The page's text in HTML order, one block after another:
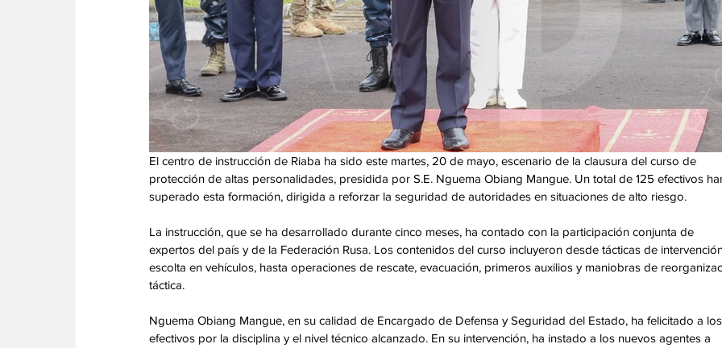
El centro de instrucción de Riaba ha sido este martes, 20 de mayo, escenario de la clausura del curso de
protección de altas personalidades, presidida por S.E. Nguema Obiang Mangue. Un total de 125 efectivos
superado esta formación, dirigida a reforzar la seguridad de autoridades en situaciones de alto riesgo.
La instrucción, que se ha desarrollado durante cinco meses, ha contado con la participación conjunta de
expertos del país y de la Federación Rusa. Los contenidos del curso incluyeron desde tácticas de
escolta en vehículos, hasta operaciones de rescate, evacuación, primeros auxilios y maniobras de
táctica.
Nguema Obiang Mangue, en su calidad de Encargado de Defensa y Seguridad del Estado, ha felicitado a los
efectivos por la disciplina y el nivel técnico alcanzado. En su intervención, ha instado a los nuevos agentes a